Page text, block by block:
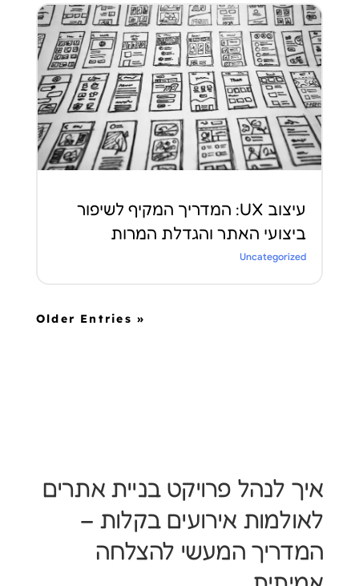
עיצוב UX: המדריך המקיף לשיפור
ביצועי האתר והגדלת המרות
Uncategorized
« Older Entries
איך לנהל פרויקט בניית אתרים
לאולמות אירועים בקלות –
המדריך המעשי להצלחה